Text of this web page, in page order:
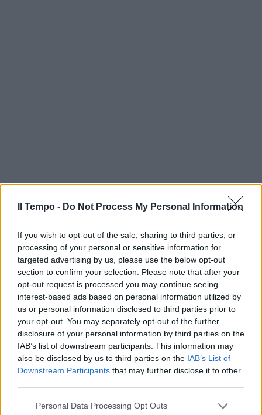
Il Tempo - Do Not Process My Personal Information
If you wish to opt-out of the sale, sharing to third parties, or
processing of your personal or sensitive information for
targeted advertising by us, please use the below opt-out
section to confirm your selection. Please note that after your
opt-out request is processed you may continue seeing
interest-based ads based on personal information utilized by
us or personal information disclosed to third parties prior to
your opt-out. You may separately opt-out of the further
disclosure of your personal information by third parties on the
IAB’s list of downstream participants. This information may
also be disclosed by us to third parties on the IAB’s List of
Downstream Participants that may further disclose it to other
Personal Data Processing Opt Outs